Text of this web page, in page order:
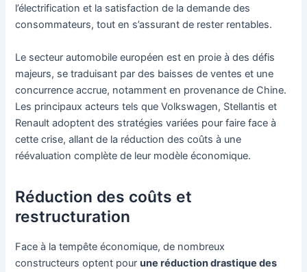
l’électrification et la satisfaction de la demande des
consommateurs, tout en s’assurant de rester rentables.
Le secteur automobile européen est en proie à des défis
majeurs, se traduisant par des baisses de ventes et une
concurrence accrue, notamment en provenance de Chine.
Les principaux acteurs tels que Volkswagen, Stellantis et
Renault adoptent des stratégies variées pour faire face à
cette crise, allant de la réduction des coûts à une
réévaluation complète de leur modèle économique.
Réduction des coûts et
restructuration
Face à la tempête économique, de nombreux
constructeurs optent pourune réduction drastique des